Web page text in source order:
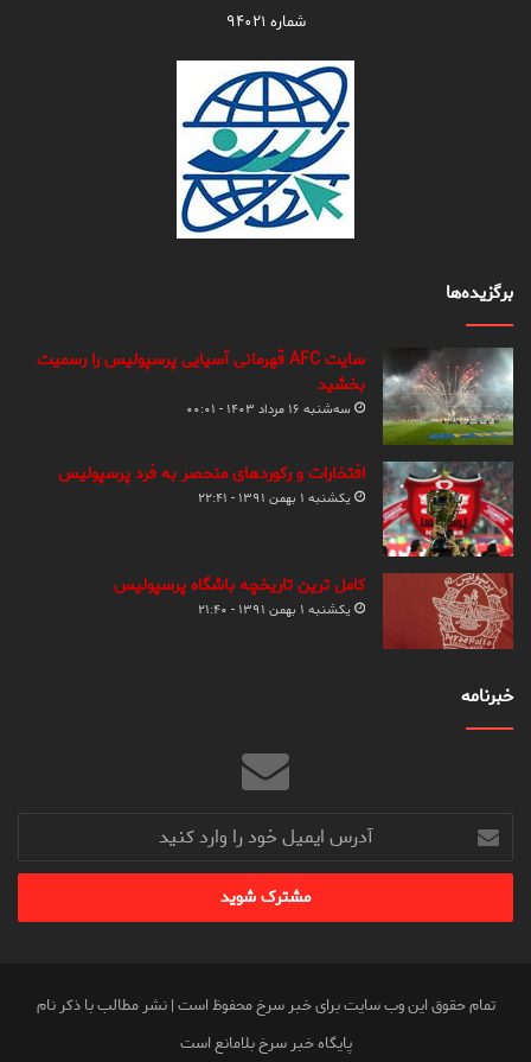
شماره ۹۴۰۲۱
برگزیده‌ها
سایت AFC قهرمانی آسیایی پرسپولیس را رسمیت
بخشید
سه‌شنبه ۱۶ مرداد ۱۴۰۳ - ۰۰:۰۱
افتخارات و رکوردهای منحصر به فرد پرسپولیس
یکشنبه ۱ بهمن ۱۳۹۱ - ۲۲:۴۱
کامل ترین تاریخچه باشگاه پرسپولیس
یکشنبه ۱ بهمن ۱۳۹۱ - ۲۱:۴۰
خبرنامه
آدرس
ایمیل
خود
وارد
تمام حقوق این وب سایت برای خبر سرخ محفوظ است | نشر مطالب با ذکر نام
پایگاه خبر سرخ بلامانع است